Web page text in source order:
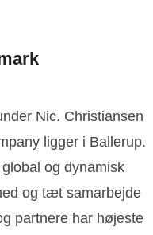
Nic. Christiansen
ligger i Ballerup.
og dynamisk
og tæt samarbejde
partnere har højeste